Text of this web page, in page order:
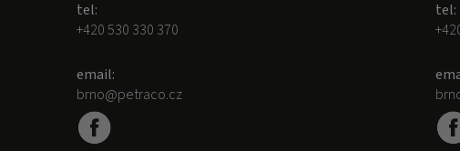
tel:
+420 530 330 370
email:
brno@petraco.cz
tel: